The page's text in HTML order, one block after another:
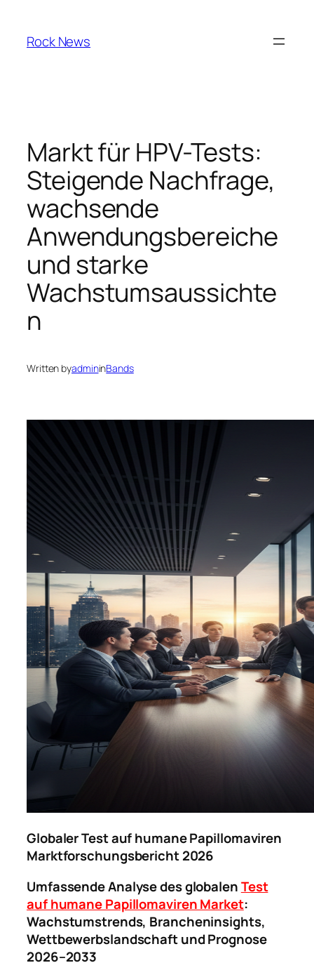
content
Rock News
Markt für HPV-Tests:
Steigende Nachfrage,
wachsende
Anwendungsbereiche
und starke
Wachstumsaussichte
n
Written byadmininBands
Globaler Test auf humane Papillomaviren
Marktforschungsbericht 2026
Umfassende Analyse des globalenTest
auf humane Papillomaviren Market:
Wachstumstrends, Brancheninsights,
Wettbewerbslandschaft und Prognose
2026–2033